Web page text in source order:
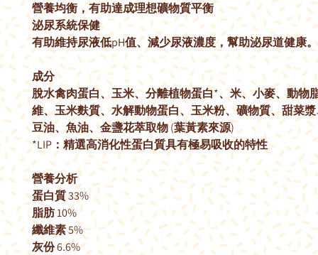
營養均衡，有助達成理想礦物質平衡
泌尿系統保健
有助維持尿液低pH值、減少尿液濃度，幫助泌尿道健康
成分
脫水禽肉蛋白、玉米、分離植物蛋白*、米、小麥、動物
維、玉米麩質、水解動物蛋白、玉米粉、礦物質、甜菜
豆油、魚油、金盞花萃取物 (葉黃素來源)
*LIP：精選高消化性蛋白質具有極易吸收的特性
營養分析
蛋白質 33%
脂肪 10%
纖維素 5%
灰份 6.6%